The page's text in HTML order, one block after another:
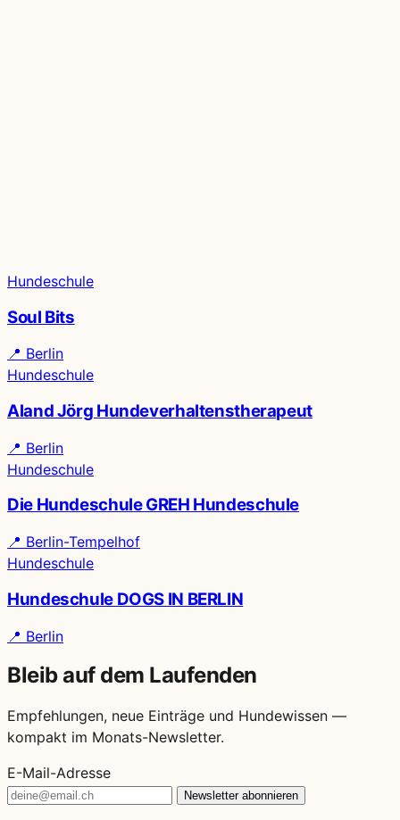
Hundeschule
Soul Bits
📍 Berlin
Hundeschule
Aland Jörg Hundeverhaltenstherapeut
📍 Berlin
Hundeschule
Die Hundeschule GREH Hundeschule
📍 Berlin-Tempelhof
Hundeschule
Hundeschule DOGS IN BERLIN
📍 Berlin
Bleib auf dem Laufenden
Empfehlungen, neue Einträge und Hundewissen —
kompakt im Monats-Newsletter.
E-Mail-Adresse
Newsletter abonnieren